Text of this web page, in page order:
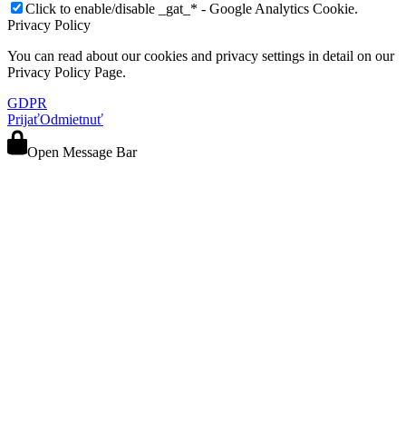
Click to enable/disable _gat_* - Google Analytics Cookie.
Privacy Policy
You can read about our cookies and privacy settings in detail on our
Privacy Policy Page.
GDPR
PrijaťOdmietnuť
Open Message Bar